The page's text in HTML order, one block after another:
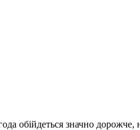
обійдеться значно дорожче,